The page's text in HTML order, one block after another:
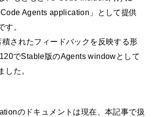
Agents application」として提供
す。
積されたフィードバックを反映する形
でStable版のAgents windowとして
した。
のドキュメントは現在、本記事で扱